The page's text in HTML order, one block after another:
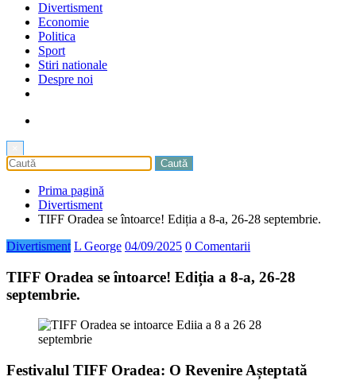
Divertisment
Economie
Politica
Sport
Stiri nationale
Despre noi
Prima pagină
Divertisment
TIFF Oradea se întoarce! Ediția a 8-a, 26-28 septembrie.
Divertisment L George 04/09/2025 0 Comentarii
TIFF Oradea se întoarce! Ediția a 8-a, 26-28
septembrie.
Festivalul TIFF Oradea: O Revenire Așteptată